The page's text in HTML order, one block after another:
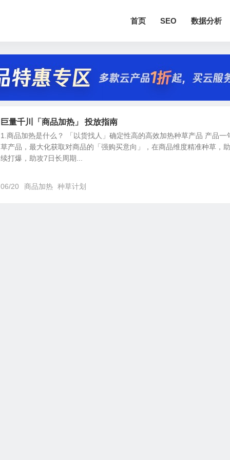
首页 SEO 数据分析
巨量千川「商品加热」 投放指南
1.商品加热是什么？ 「以货找人」确定性高的高效加热种草产品 产品一
草产品，最大化获取对商品的「强购买意向」，在商品维度精准种草，
续打爆，助攻7日长周期...
06/20 商品加热 种草计划